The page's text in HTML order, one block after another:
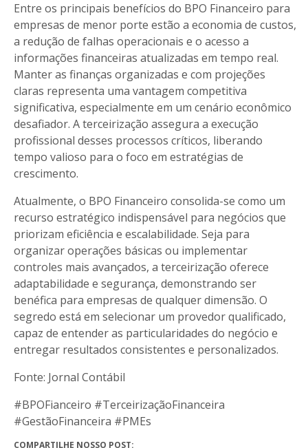
Entre os principais benefícios do BPO Financeiro para
empresas de menor porte estão a economia de custos,
a redução de falhas operacionais e o acesso a
informações financeiras atualizadas em tempo real.
Manter as finanças organizadas e com projeções
claras representa uma vantagem competitiva
significativa, especialmente em um cenário econômico
desafiador. A terceirização assegura a execução
profissional desses processos críticos, liberando
tempo valioso para o foco em estratégias de
crescimento.
Atualmente, o BPO Financeiro consolida-se como um
recurso estratégico indispensável para negócios que
priorizam eficiência e escalabilidade. Seja para
organizar operações básicas ou implementar
controles mais avançados, a terceirização oferece
adaptabilidade e segurança, demonstrando ser
benéfica para empresas de qualquer dimensão. O
segredo está em selecionar um provedor qualificado,
capaz de entender as particularidades do negócio e
entregar resultados consistentes e personalizados.
Fonte: Jornal Contábil
#BPOFianceiro #TerceirizaçãoFinanceira
#GestãoFinanceira #PMEs
COMPARTILHE NOSSO POST: